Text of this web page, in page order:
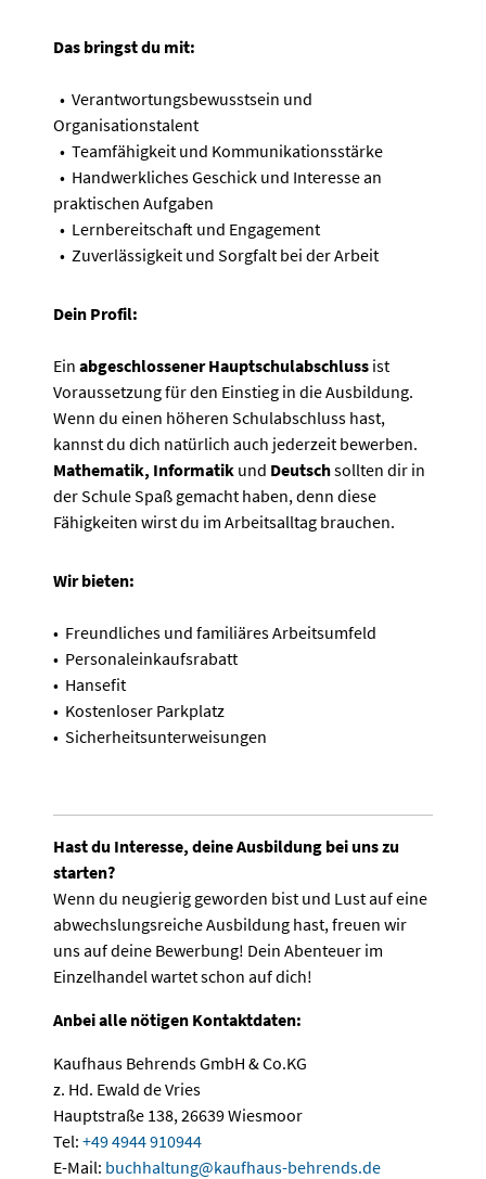
Das bringst du mit:
• Verantwortungsbewusstsein und
Organisationstalent
• Teamfähigkeit und Kommunikationsstärke
• Handwerkliches Geschick und Interesse an
praktischen Aufgaben
• Lernbereitschaft und Engagement
• Zuverlässigkeit und Sorgfalt bei der Arbeit
Dein Profil:
Ein abgeschlossener Hauptschulabschluss ist
Voraussetzung für den Einstieg in die Ausbildung.
Wenn du einen höheren Schulabschluss hast,
kannst du dich natürlich auch jederzeit bewerben.
Mathematik, Informatik und Deutschsollten dir in
der Schule Spaß gemacht haben, denn diese
Fähigkeiten wirst du im Arbeitsalltag brauchen.
Wir bieten:
• Freundliches und familiäres Arbeitsumfeld
• Personaleinkaufsrabatt
• Hansefit
• Kostenloser Parkplatz
• Sicherheitsunterweisungen
Hast du Interesse, deine Ausbildung bei uns zu
starten?
Wenn du neugierig geworden bist und Lust auf eine
abwechslungsreiche Ausbildung hast, freuen wir
uns auf deine Bewerbung! Dein Abenteuer im
Einzelhandel wartet schon auf dich!
Anbei alle nötigen Kontaktdaten:
Kaufhaus Behrends GmbH & Co.KG
z. Hd. Ewald de Vries
Hauptstraße 138, 26639 Wiesmoor
Tel: +49 4944 910944
E-Mail: buchhaltung@kaufhaus-behrends.de